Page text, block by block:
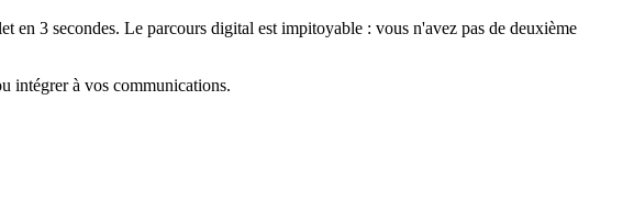
en 3 secondes. Le parcours digital est impitoyable : vous n'avez pas de deuxième
intégrer à vos communications.